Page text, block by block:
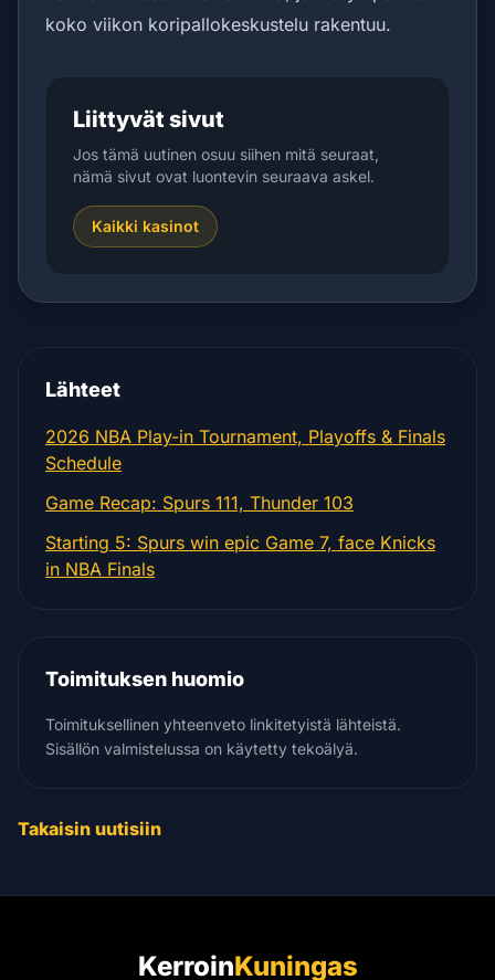
koko viikon koripallokeskustelu rakentuu.
Liittyvät sivut
Jos tämä uutinen osuu siihen mitä seuraat,
nämä sivut ovat luontevin seuraava askel.
Kaikki kasinot
Lähteet
2026 NBA Play-in Tournament, Playoffs & Finals
Schedule
Game Recap: Spurs 111, Thunder 103
Starting 5: Spurs win epic Game 7, face Knicks
in NBA Finals
Toimituksen huomio
Toimituksellinen yhteenveto linkitetyistä lähteistä.
Sisällön valmistelussa on käytetty tekoälyä.
Takaisin uutisiin
KerroinKuningas